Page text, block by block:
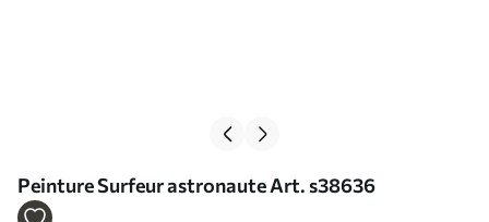
Peinture Surfeur astronaute Art. s38636